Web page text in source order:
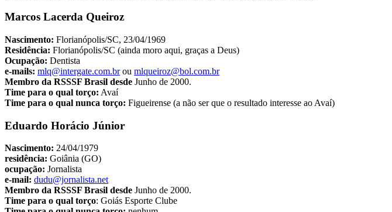
Marcos Lacerda Queiroz
Nascimento: Florianópolis/SC, 23/04/1969
Residência: Florianópolis/SC (ainda moro aqui, graças a Deus)
Ocupação: Dentista
e-mails: mlq@intergate.com.brou mlqueiroz@bol.com.br
Membro da RSSSF Brasil desde Junho de 2000.
Time para o qual torço: Avaí
Time para o qual nunca torço: Figueirense (a não ser que o resultado interesse ao Avaí)
Eduardo Horácio Júnior
Nascimento: 24/04/1979
residência: Goiânia (GO)
ocupação: Jornalista
e-mail: dudu@jornalista.net
Membro da RSSSF Brasil desde Junho de 2000.
Time para o qual torço: Goiás Esporte Clube